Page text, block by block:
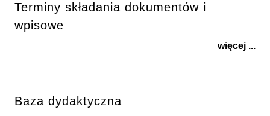
Terminy składania dokumentów i
wpisowe
więcej ...
Baza dydaktyczna